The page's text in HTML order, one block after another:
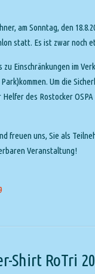
am Sonntag, den
statt. Es ist zwar noch
Einschränkungen im
Um die
des Rostocker
freuen uns, Sie als
Veranstaltung!
Shirt RoTri